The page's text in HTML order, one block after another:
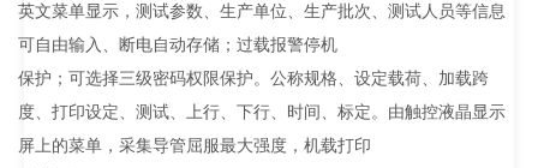
英文菜单显示，测试参数、生产单位、生产批次、测试人员等信息
可自由输入、断电自动存储；过载报警停机
保护；可选择三级密码权限保护。公称规格、设定载荷、加载跨
度、打印设定、测试、上行、下行、时间、标定。由触控液晶显示
屏上的菜单，采集导管屈服最大强度，机载打印